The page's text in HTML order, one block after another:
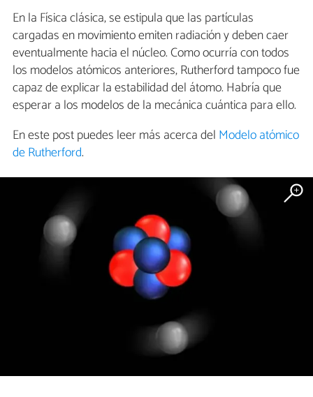
En la Física clásica, se estipula que las partículas
cargadas en movimiento emiten radiación y deben caer
eventualmente hacia el núcleo. Como ocurría con todos
los modelos atómicos anteriores, Rutherford tampoco fue
capaz de explicar la estabilidad del átomo. Habría que
esperar a los modelos de la mecánica cuántica para ello.
En este post puedes leer más acerca del Modelo atómico
de Rutherford.